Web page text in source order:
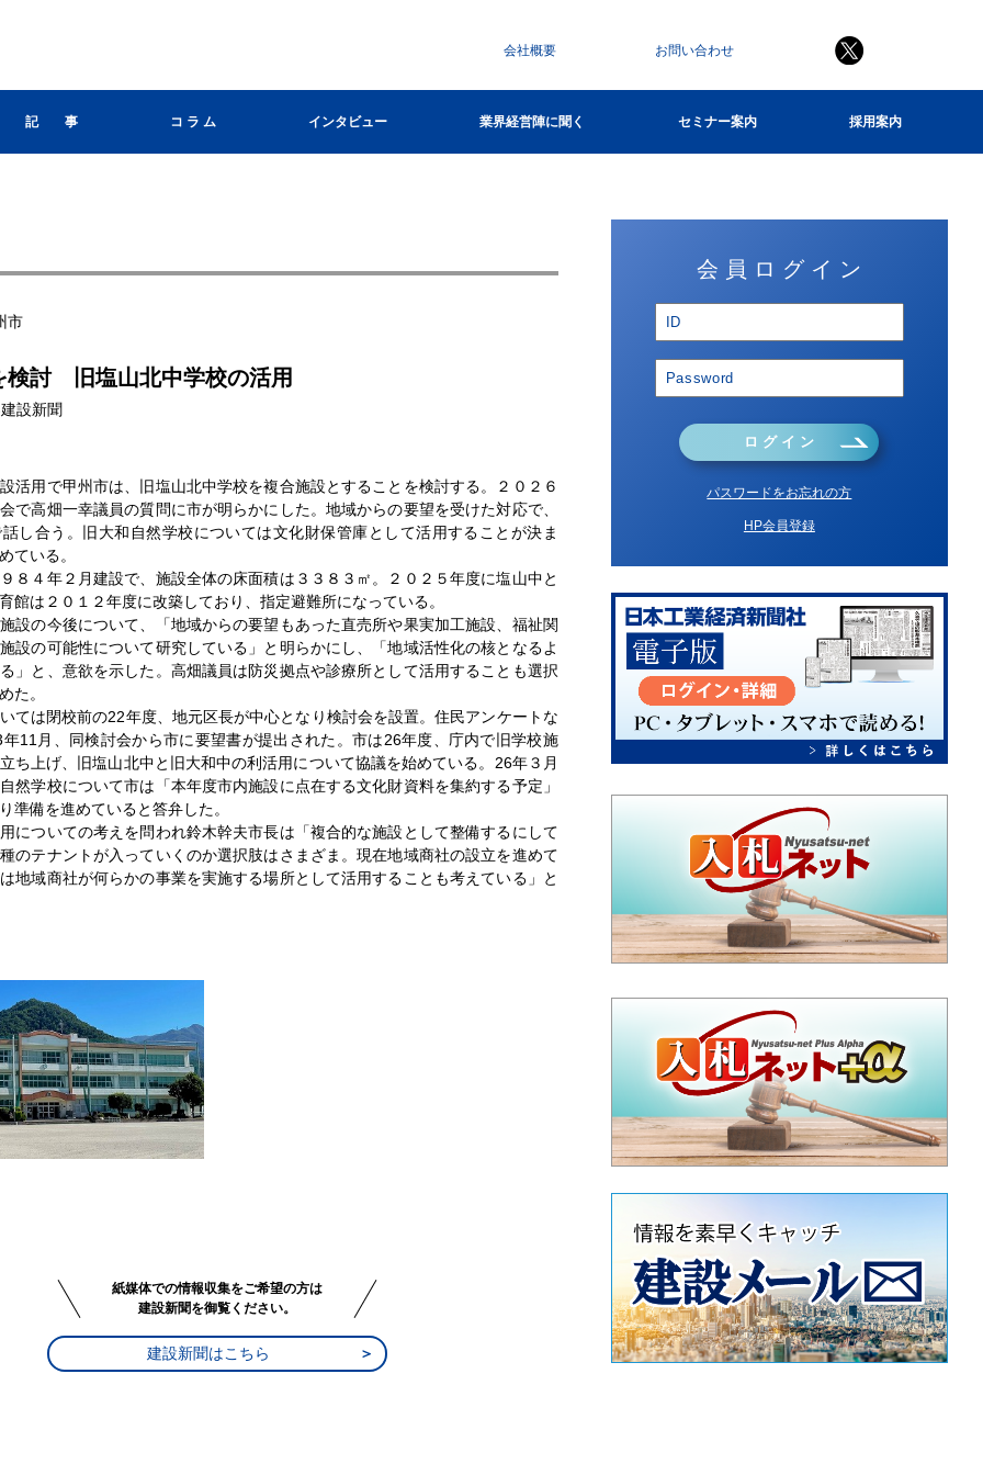
会社概要 お問い合わせ
記 事 コ ラ ム インタビュー 業界経営陣に聞く セミナー案内 採用案内
市
検討 旧塩山北中学校の活用
設新聞
用で甲州市は、旧塩山北中学校を複合施設とすることを検討する。２０２６
で高畑一幸議員の質問に市が明らかにした。地域からの要望を受けた対応で、
し合う。旧大和自然学校については文化財保管庫として活用することが決ま
ている。
４年２月建設で、施設全体の床面積は３３８３㎡。２０２５年度に塩山中と
館は２０１２年度に改築しており、指定避難所になっている。
の今後について、「地域からの要望もあった直売所や果実加工施設、福祉関
設の可能性について研究している」と明らかにし、「地域活性化の核となるよ
」と、意欲を示した。高畑議員は防災拠点や診療所として活用することも選択
た。
は閉校前の22年度、地元区長が中心となり検討会を設置。住民アンケートな
11月、同検討会から市に要望書が提出された。市は26年度、庁内で旧学校施
ち上げ、旧塩山北中と旧大和中の利活用について協議を始めている。26年３月
然学校について市は「本年度市内施設に点在する文化財資料を集約する予定」
準備を進めていると答弁した。
ついての考えを問われ鈴木幹夫市長は「複合的な施設として整備するにして
のテナントが入っていくのか選択肢はさまざま。現在地域商社の設立を進めて
地域商社が何らかの事業を実施する場所として活用することも考えている」と
紙媒体での情報収集をご希望の方は
建設新聞を御覧ください。
建設新聞はこちら
会 員 ロ グ イ ン
ロ グ イ ン
パスワードをお忘れの方
HP会員登録